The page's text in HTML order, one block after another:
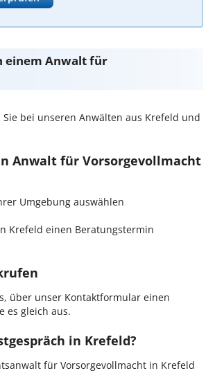
einem Anwalt für
Sie bei unseren Anwälten aus Krefeld und
Anwalt für Vorsorgevollmacht
Umgebung auswählen
Krefeld einen Beratungstermin
über unser Kontaktformular einen
es gleich aus.
in Krefeld?
für Vorsorgevollmacht in Krefeld